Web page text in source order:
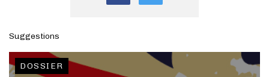
Suggestions
DOSSIER